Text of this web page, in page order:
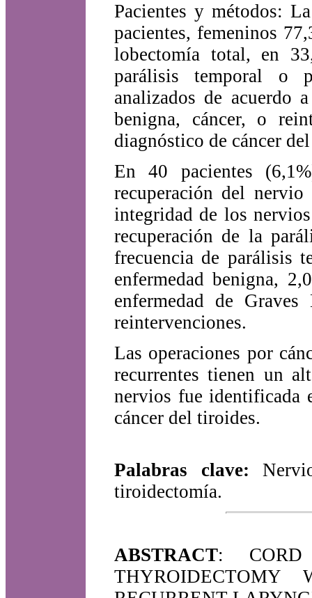
Pacientes y métodos:
pacientes, femeninos
lobectomía total, en
parálisis temporal o
analizados de acuerdo
benigna, cáncer, o
diagnóstico de cáncer
En 40 pacientes
recuperación del
integridad de los
recuperación de la
frecuencia de parálisis
enfermedad benigna,
enfermedad de
reintervenciones.
Las operaciones por
recurrentes tienen un
nervios fue identificada
cáncer del tiroides.
Palabras clave:
tiroidectomía.
ABSTRACT: CORD
THYROIDECTOMY